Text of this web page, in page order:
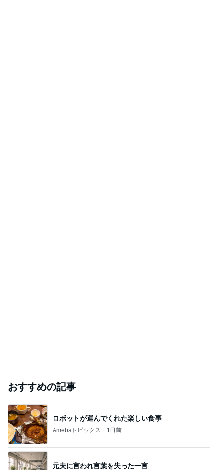
おすすめの記事
ロボットが運んでくれた楽しい食事
Amebaトピックス 1日前
元夫に言われ言葉を失った一言